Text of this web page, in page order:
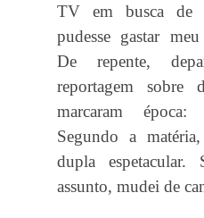
TV em busca de
pudesse gastar
De repente,
reportagem sobre
marcaram
Segundo a
dupla espetacular.
assunto, mudei de